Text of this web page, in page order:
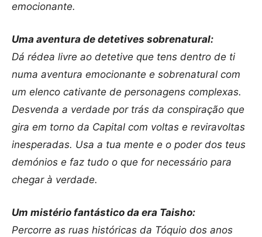
emocionante.
Uma aventura de detetives sobrenatural:
Dá rédea livre ao detetive que tens dentro de ti
numa aventura emocionante e sobrenatural com
um elenco cativante de personagens complexas.
Desvenda a verdade por trás da conspiração que
gira em torno da Capital com voltas e reviravoltas
inesperadas. Usa a tua mente e o poder dos teus
demónios e faz tudo o que for necessário para
chegar à verdade.
Um mistério fantástico da era Taisho:
Percorre as ruas históricas da Tóquio dos anos